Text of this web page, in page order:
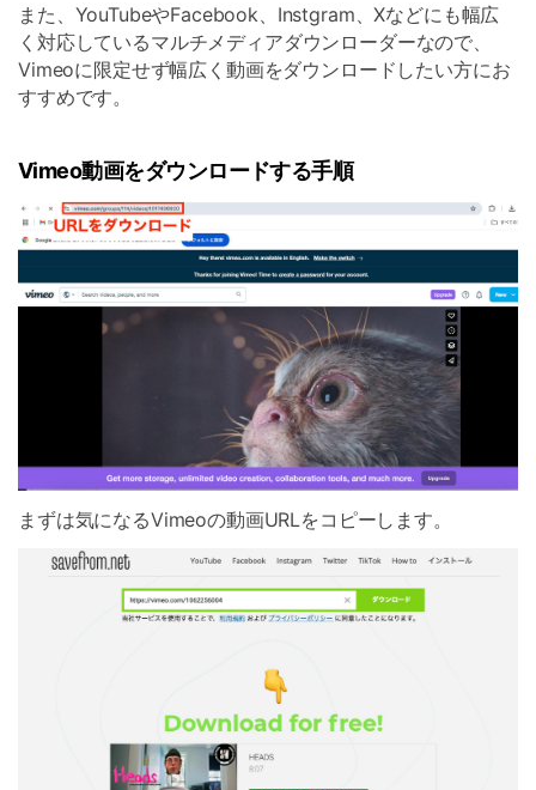
また、YouTubeやFacebook、Instgram、Xなどにも幅広
く対応しているマルチメディアダウンローダーなので、
Vimeoに限定せず幅広く動画をダウンロードしたい方にお
すすめです。
Vimeo動画をダウンロードする手順
まずは気になるVimeoの動画URLをコピーします。